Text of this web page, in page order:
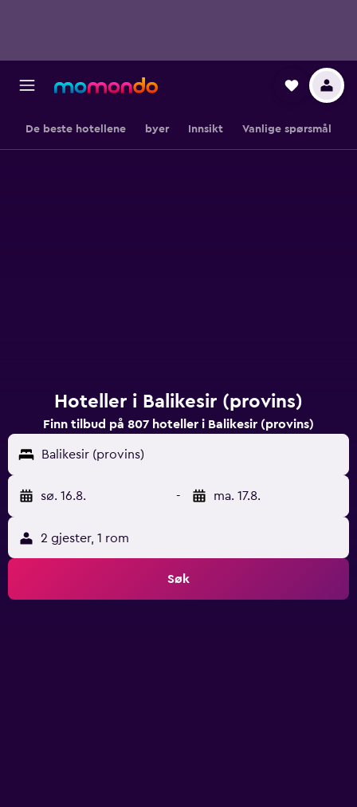
De beste hotellene byer Innsikt Vanlige spørsmål
Hoteller i Balikesir (provins)
Finn tilbud på 807 hoteller i Balikesir (provins)
Balikesir (provins)
sø. 16.8. - ma. 17.8.
2 gjester, 1 rom
Søk